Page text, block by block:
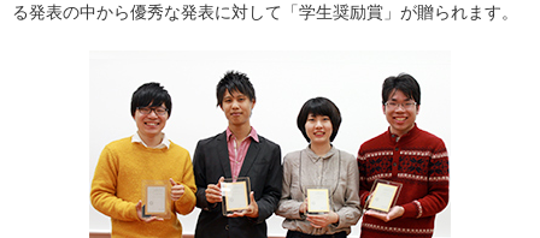
る発表の中から優秀な発表に対して「学生奨励賞」が贈られます。